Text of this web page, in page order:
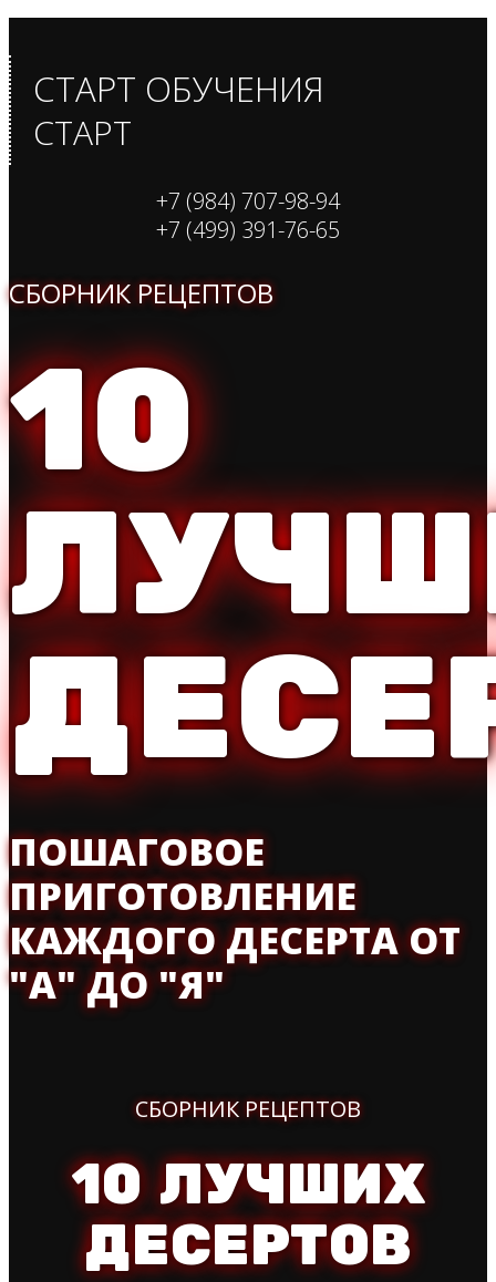
СТАРТ ОБУЧЕНИЯ
СТАРТ
+7 (984) 707-98-94
+7 (499) 391-76-65
СБОРНИК РЕЦЕПТОВ
10
ПОШАГОВОЕ
ПРИГОТОВЛЕНИЕ
КАЖДОГО ДЕСЕРТА ОТ
"А" ДО "Я"
СБОРНИК РЕЦЕПТОВ
10 ЛУЧШИХ
ДЕСЕРТОВ